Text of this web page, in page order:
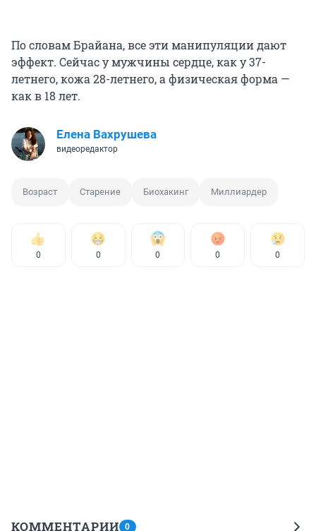
По словам Брайана, все эти манипуляции дают
эффект. Сейчас у мужчины сердце, как у 37-
летнего, кожа 28-летнего, а физическая форма —
как в 18 лет.
Елена Вахрушева
видеоредактор
Возраст Старение Биохакинг Миллиардер
0 0 0 0 0
КОММЕНТАРИИ 0